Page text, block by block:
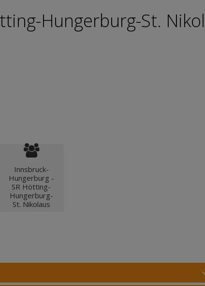
Hungerburg-St.
Innsbruck-
Hungerburg -
SR Hötting-
Hungerburg-
St. Nikolaus